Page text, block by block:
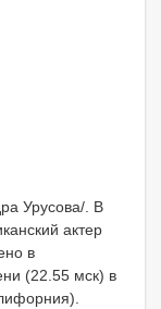
Урусова/. В
актер
в
(22.55 мск) в